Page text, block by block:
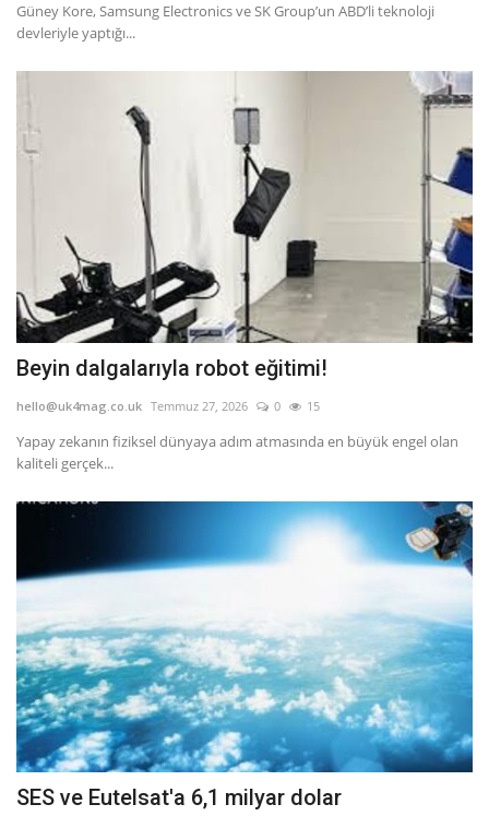
Güney Kore, Samsung Electronics ve SK Group’un ABD’li teknoloji
devleriyle yaptığı...
Beyin dalgalarıyla robot eğitimi!
hello@uk4mag.co.uk Temmuz 27, 2026 0 15
Yapay zekanın fiziksel dünyaya adım atmasında en büyük engel olan
kaliteli gerçek...
SES ve Eutelsat'a 6,1 milyar dolar